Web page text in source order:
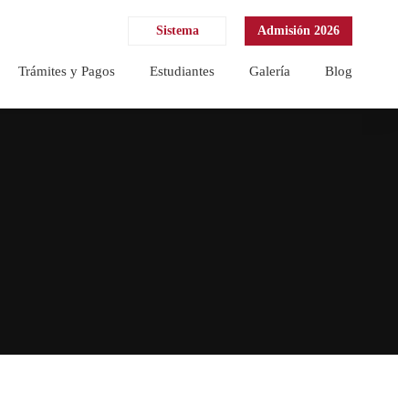
Sistema Admisión 2026
Trámites y Pagos Estudiantes Galería Blog